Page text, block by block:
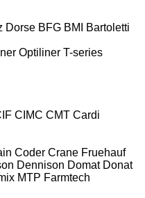
Dorse BFG BMI
Bartoletti
Optiliner T-series
CIMC CMT Cardi
Coder Crane Fruehauf
Dennison Domat Donat
MTP Farmtech